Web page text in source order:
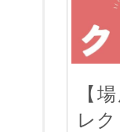
【
レ